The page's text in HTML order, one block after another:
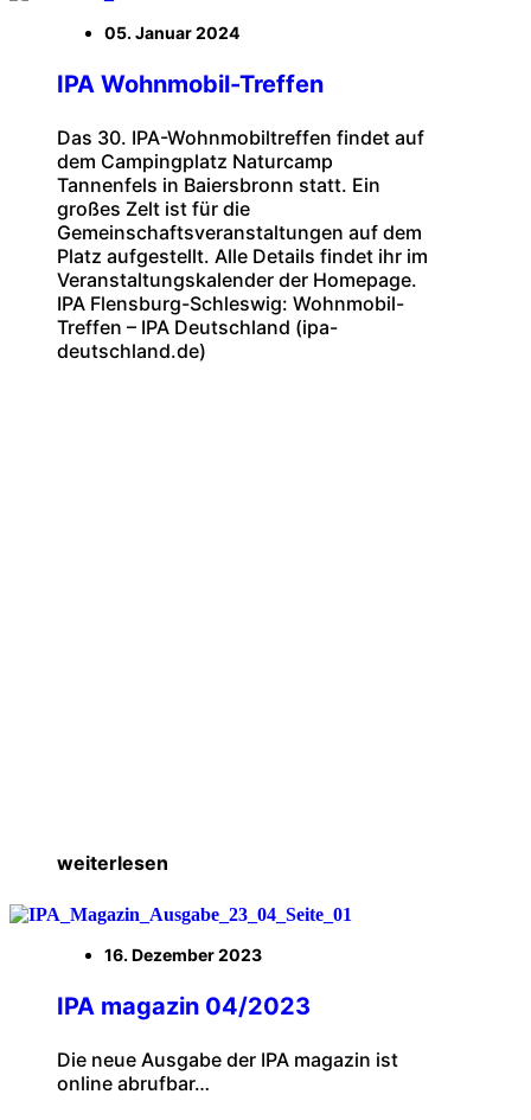
05. Januar 2024
IPA Wohnmobil-Treffen
Das 30. IPA-Wohnmobiltreffen findet auf
dem Campingplatz Naturcamp
Tannenfels in Baiersbronn statt. Ein
großes Zelt ist für die
Gemeinschaftsveranstaltungen auf dem
Platz aufgestellt. Alle Details findet ihr im
Veranstaltungskalender der Homepage.
IPA Flensburg-Schleswig: Wohnmobil-
Treffen – IPA Deutschland (ipa-
deutschland.de)
weiterlesen
16. Dezember 2023
IPA magazin 04/2023
Die neue Ausgabe der IPA magazin ist
online abrufbar…